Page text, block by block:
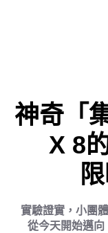
神奇「
X 8
實驗證實，小團
從今天開始邁向